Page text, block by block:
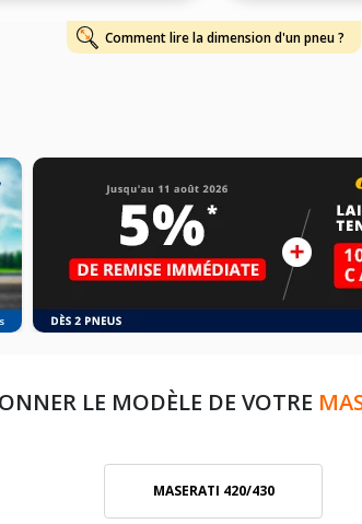
Comment lire la dimension d'un pneu ?
LE MODÈLE DE VOTRE
MASERATI 420/430